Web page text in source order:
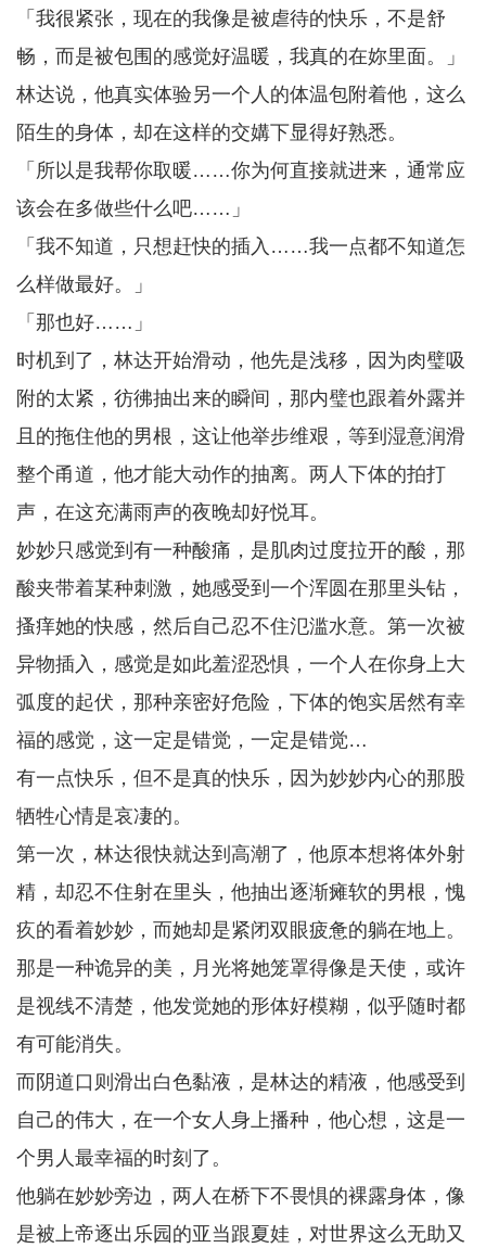
「我很紧张，现在的我像是被虐待的快乐，不是舒
畅，而是被包围的感觉好温暖，我真的在妳里面。」
林达说，他真实体验另一个人的体温包附着他，这么
陌生的身体，却在这样的交媾下显得好熟悉。
「所以是我帮你取暖……你为何直接就进来，通常应
该会在多做些什么吧……」
「我不知道，只想赶快的插入……我一点都不知道怎
么样做最好。」
「那也好……」
时机到了，林达开始滑动，他先是浅移，因为肉璧吸
附的太紧，彷彿抽出来的瞬间，那内璧也跟着外露并
且的拖住他的男根，这让他举步维艰，等到湿意润滑
整个甬道，他才能大动作的抽离。两人下体的拍打
声，在这充满雨声的夜晚却好悦耳。
妙妙只感觉到有一种酸痛，是肌肉过度拉开的酸，那
酸夹带着某种刺激，她感受到一个浑圆在那里头钻，
搔痒她的快感，然后自己忍不住氾滥水意。第一次被
异物插入，感觉是如此羞涩恐惧，一个人在你身上大
弧度的起伏，那种亲密好危险，下体的饱实居然有幸
福的感觉，这一定是错觉，一定是错觉…
有一点快乐，但不是真的快乐，因为妙妙内心的那股
牺牲心情是哀凄的。
第一次，林达很快就达到高潮了，他原本想将体外射
精，却忍不住射在里头，他抽出逐渐瘫软的男根，愧
疚的看着妙妙，而她却是紧闭双眼疲惫的躺在地上。
那是一种诡异的美，月光将她笼罩得像是天使，或许
是视线不清楚，他发觉她的形体好模糊，似乎随时都
有可能消失。
而阴道口则滑出白色黏液，是林达的精液，他感受到
自己的伟大，在一个女人身上播种，他心想，这是一
个男人最幸福的时刻了。
他躺在妙妙旁边，两人在桥下不畏惧的裸露身体，像
是被上帝逐出乐园的亚当跟夏娃，对世界这么无助又